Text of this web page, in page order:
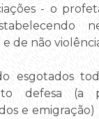
- o
e de não
esgotados
defesa (a
e